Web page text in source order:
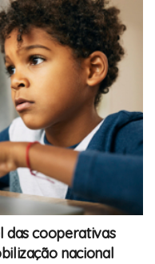
das cooperativas
nacional